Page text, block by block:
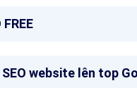
FREE
SEO website lên top